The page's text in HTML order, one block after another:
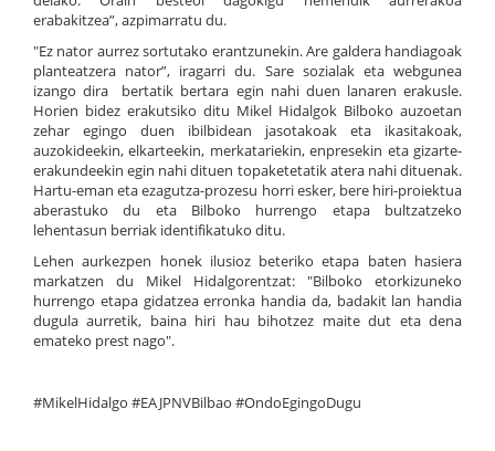
erabakitzea”, azpimarratu du.
"Ez nator aurrez sortutako erantzunekin. Are galdera handiagoak
planteatzera nator”, iragarri du. Sare sozialak eta webgunea
izango dira bertatik bertara egin nahi duen lanaren erakusle.
Horien bidez erakutsiko ditu Mikel Hidalgok Bilboko auzoetan
zehar egingo duen ibilbidean jasotakoak eta ikasitakoak,
auzokideekin, elkarteekin, merkatariekin, enpresekin eta gizarte-
erakundeekin egin nahi dituen topaketetatik atera nahi dituenak.
Hartu-eman eta ezagutza-prozesu horri esker, bere hiri-proiektua
aberastuko du eta Bilboko hurrengo etapa bultzatzeko
lehentasun berriak identifikatuko ditu.
Lehen aurkezpen honek ilusioz beteriko etapa baten hasiera
markatzen du Mikel Hidalgorentzat: "Bilboko etorkizuneko
hurrengo etapa gidatzea erronka handia da, badakit lan handia
dugula aurretik, baina hiri hau bihotzez maite dut eta dena
emateko prest nago".
#MikelHidalgo #EAJPNVBilbao #OndoEgingoDugu